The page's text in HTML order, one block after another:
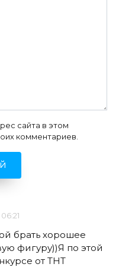
сайта в этом
комментариев.
брать хорошее
фигуру))Я по этой
от ТНТ